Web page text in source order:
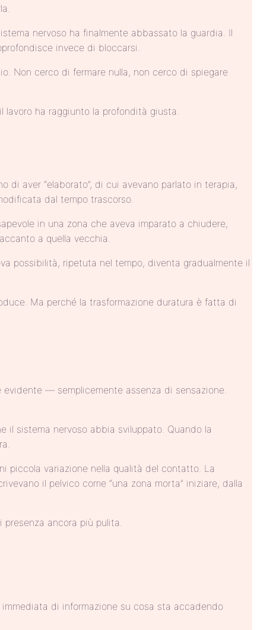
nervoso ha finalmente abbassato la guardia. Il
invece di bloccarsi.
Non cerco di fermare nulla, non cerco di spiegare
ha raggiunto la profondità giusta.
aver “elaborato”, di cui avevano parlato in terapia,
dal tempo trascorso.
in una zona che aveva imparato a chiudere,
a quella vecchia.
possibilità, ripetuta nel tempo, diventa gradualmente il
Ma perché la trasformazione duratura è fatta di
— semplicemente assenza di sensazione.
il sistema nervoso abbia sviluppato. Quando la
piccola variazione nella qualità del contatto. La
il pelvico come “una zona morta” iniziare, dalla
ancora più pulita.
di informazione su cosa sta accadendo